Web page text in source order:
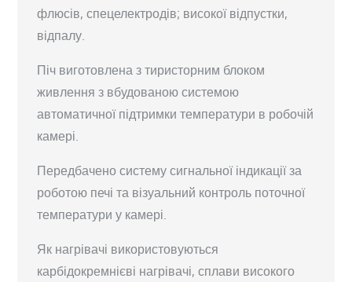
флюсів, спецелектродів; високої відпустки,
відпалу.
Піч виготовлена з тиристорним блоком
живлення з вбудованою системою
автоматичної підтримки температури в робочій
камері.
Передбачено систему сигнальної індикації за
роботою печі та візуальний контроль поточної
температури у камері.
Як нагрівачі використовуються
карбідокремнієві нагрівачі, сплави високого